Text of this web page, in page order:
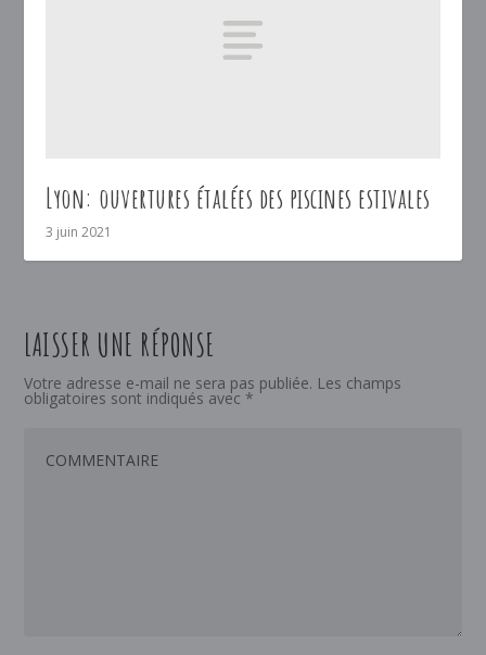
Lyon: ouvertures étalées des piscines estivales
3 juin 2021
LAISSER UNE RÉPONSE
Votre adresse e-mail ne sera pas publiée. Les champs
obligatoires sont indiqués avec *